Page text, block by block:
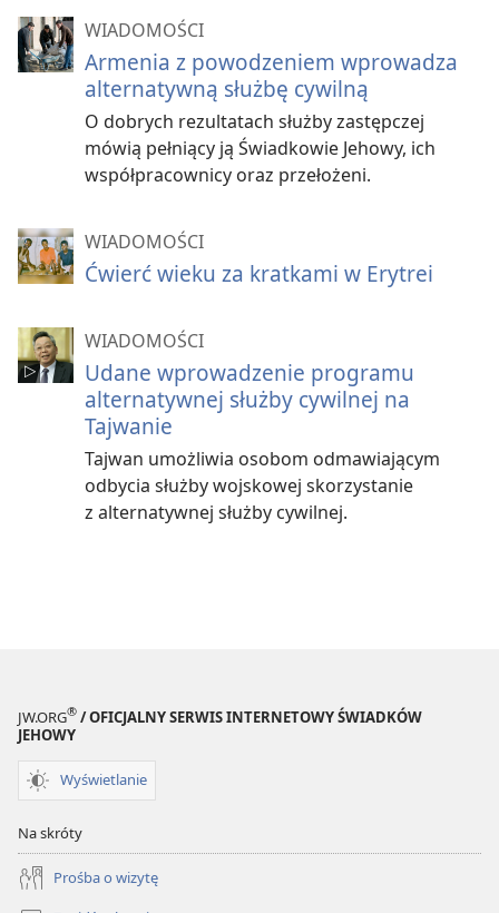
WIADOMOŚCI
Armenia z powodzeniem wprowadza
alternatywną służbę cywilną
O dobrych rezultatach służby zastępczej
mówią pełniący ją Świadkowie Jehowy, ich
współpracownicy oraz przełożeni.
WIADOMOŚCI
Ćwierć wieku za kratkami w Erytrei
WIADOMOŚCI
Udane wprowadzenie programu
alternatywnej służby cywilnej na
Tajwanie
Tajwan umożliwia osobom odmawiającym
odbycia służby wojskowej skorzystanie
z alternatywnej służby cywilnej.
JW.ORG® / OFICJALNY SERWIS INTERNETOWY ŚWIADKÓW
JEHOWY
Wyświetlanie
Na skróty
Prośba o wizytę